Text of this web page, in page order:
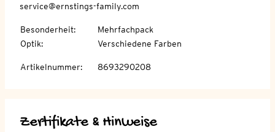
service@ernstings-family.com
Besonderheit:
Mehrfachpack
Optik: Verschiedene Farben
Artikelnummer: 8693290208
Zertifikate & Hinweise